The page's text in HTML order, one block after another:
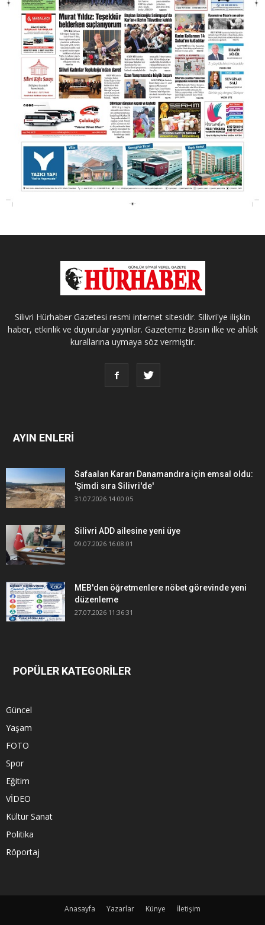
Silivri Hürhaber Gazetesi resmi internet sitesidir. Silivri'ye ilişkin
haber, etkinlik ve duyurular yayınlar. Gazetemiz Basın ilke ve ahlak
kurallarına uymaya söz vermiştir.
AYIN ENLERİ
Safaalan Kararı Danamandıra için emsal oldu:
'Şimdi sıra Silivri'de'
31.07.2026 14:00:05
Silivri ADD ailesine yeni üye
09.07.2026 16:08:01
MEB'den öğretmenlere nöbet görevinde yeni
düzenleme
27.07.2026 11:36:31
POPÜLER KATEGORİLER
Güncel
Yaşam
FOTO
Spor
Eğitim
VİDEO
Kültür Sanat
Politika
Röportaj
Anasayfa Yazarlar Künye
İletişim